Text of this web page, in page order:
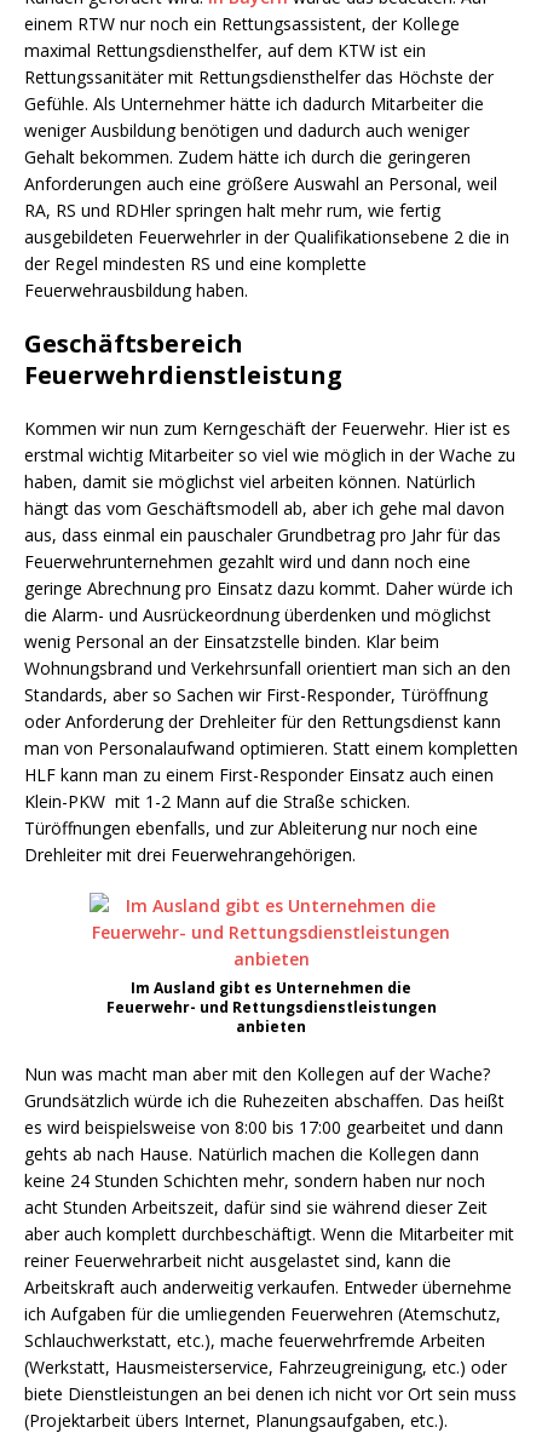
einem RTW nur noch ein Rettungsassistent, der Kollege
maximal Rettungsdiensthelfer, auf dem KTW ist ein
Rettungssanitäter mit Rettungsdiensthelfer das Höchste der
Gefühle. Als Unternehmer hätte ich dadurch Mitarbeiter die
weniger Ausbildung benötigen und dadurch auch weniger
Gehalt bekommen. Zudem hätte ich durch die geringeren
Anforderungen auch eine größere Auswahl an Personal, weil
RA, RS und RDHler springen halt mehr rum, wie fertig
ausgebildeten Feuerwehrler in der Qualifikationsebene 2 die in
der Regel mindesten RS und eine komplette
Feuerwehrausbildung haben.
Geschäftsbereich
Feuerwehrdienstleistung
Kommen wir nun zum Kerngeschäft der Feuerwehr. Hier ist es
erstmal wichtig Mitarbeiter so viel wie möglich in der Wache zu
haben, damit sie möglichst viel arbeiten können. Natürlich
hängt das vom Geschäftsmodell ab, aber ich gehe mal davon
aus, dass einmal ein pauschaler Grundbetrag pro Jahr für das
Feuerwehrunternehmen gezahlt wird und dann noch eine
geringe Abrechnung pro Einsatz dazu kommt. Daher würde ich
die Alarm- und Ausrückeordnung überdenken und möglichst
wenig Personal an der Einsatzstelle binden. Klar beim
Wohnungsbrand und Verkehrsunfall orientiert man sich an den
Standards, aber so Sachen wir First-Responder, Türöffnung
oder Anforderung der Drehleiter für den Rettungsdienst kann
man von Personalaufwand optimieren. Statt einem kompletten
HLF kann man zu einem First-Responder Einsatz auch einen
Klein-PKW mit 1-2 Mann auf die Straße schicken.
Türöffnungen ebenfalls, und zur Ableiterung nur noch eine
Drehleiter mit drei Feuerwehrangehörigen.
Im Ausland gibt es Unternehmen die
Feuerwehr- und Rettungsdienstleistungen
anbieten
Nun was macht man aber mit den Kollegen auf der Wache?
Grundsätzlich würde ich die Ruhezeiten abschaffen. Das heißt
es wird beispielsweise von 8:00 bis 17:00 gearbeitet und dann
gehts ab nach Hause. Natürlich machen die Kollegen dann
keine 24 Stunden Schichten mehr, sondern haben nur noch
acht Stunden Arbeitszeit, dafür sind sie während dieser Zeit
aber auch komplett durchbeschäftigt. Wenn die Mitarbeiter mit
reiner Feuerwehrarbeit nicht ausgelastet sind, kann die
Arbeitskraft auch anderweitig verkaufen. Entweder übernehme
ich Aufgaben für die umliegenden Feuerwehren (Atemschutz,
Schlauchwerkstatt, etc.), mache feuerwehrfremde Arbeiten
(Werkstatt, Hausmeisterservice, Fahrzeugreinigung, etc.) oder
biete Dienstleistungen an bei denen ich nicht vor Ort sein muss
(Projektarbeit übers Internet, Planungsaufgaben, etc.).